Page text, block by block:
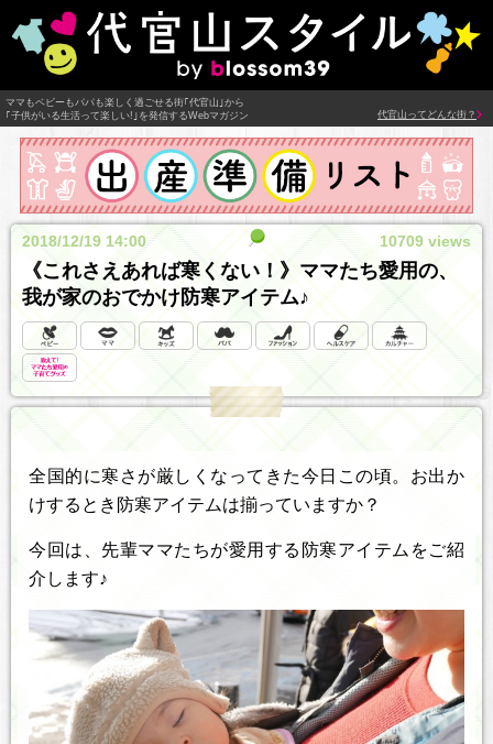
ママもベビーもパパも楽しく過ごせる街｢代官山｣から
｢子供がいる生活って楽しい!｣を発信するWebマガジン
代官山ってどんな街？
2018/12/19 14:00 10709 views
《これさえあれば寒くない！》ママたち愛用の、
我が家のおでかけ防寒アイテム♪
全国的に寒さが厳しくなってきた今日この頃。お出か
けするとき防寒アイテムは揃っていますか？
今回は、先輩ママたちが愛用する防寒アイテムをご紹
介します♪